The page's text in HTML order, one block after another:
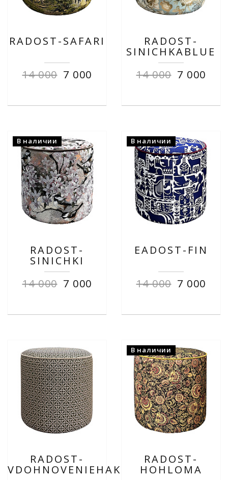
RADOST-SAFARI
14 000 7 000
RADOST-
SINICHKABLUE
14 000 7 000
В наличии
RADOST-
SINICHKI
14 000 7 000
В наличии
EADOST-FIN
14 000 7 000
RADOST-
VDOHNOVENIEHAKI
В наличии
RADOST-
HOHLOMA